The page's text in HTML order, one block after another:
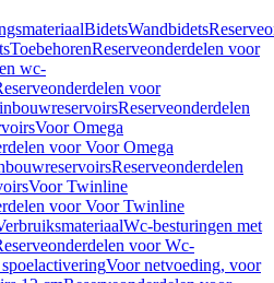
BidetsWandbidets
ToebehorenReserveonderdelen voor
wc-
voor
Reserveonderdelen
Voor Omega
voor Voor Omega
Reserveonderdelen
Voor Twinline
voor Voor Twinline
Wc-besturingen met
voor Wc-
Voor netvoeding, voor